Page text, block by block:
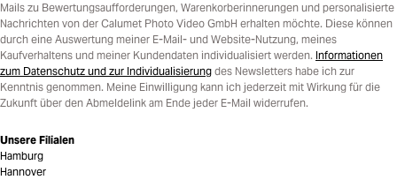
Mails zu Bewertungsaufforderungen, Warenkorberinnerungen und personalisierte
Nachrichten von der Calumet Photo Video GmbH erhalten möchte. Diese können
durch eine Auswertung meiner E-Mail- und Website-Nutzung, meines
Kaufverhaltens und meiner Kundendaten individualisiert werden. Informationen
zum Datenschutz und zur Individualisierung des Newsletters habe ich zur
Kenntnis genommen. Meine Einwilligung kann ich jederzeit mit Wirkung für die
Zukunft über den Abmeldelink am Ende jeder E-Mail widerrufen.
Unsere Filialen
Hamburg
Hannover